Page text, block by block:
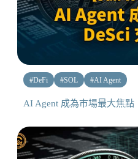
#DeFi #SOL #AI Agent
AI Agent 成為市場最大焦點